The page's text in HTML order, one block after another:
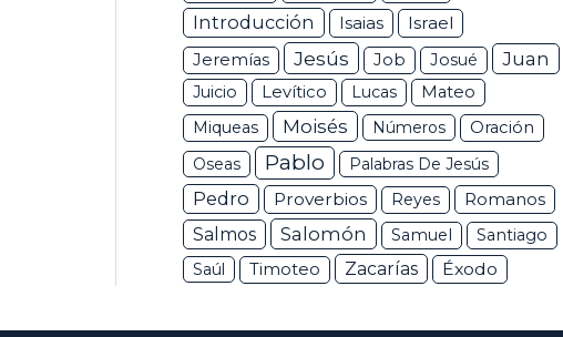
Introducción Isaias Israel
Jeremías Jesús Job Josué Juan
Juicio Levítico Lucas
Mateo
Miqueas
Moisés Números
Oración
Oseas
Pablo Palabras De Jesús
Pedro Proverbios Reyes
Romanos
Salmos
Salomón Samuel
Santiago
Saúl
Timoteo Zacarías Éxodo